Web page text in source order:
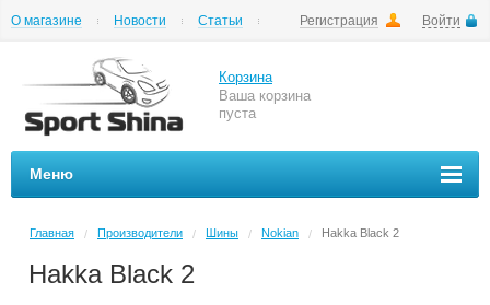
Регистрация Войти
О магазине Новости
Статьи
Корзина
Ваша корзина
пуста
Меню
Главная / Производители / Шины / Nokian / Hakka Black 2
Hakka Black 2